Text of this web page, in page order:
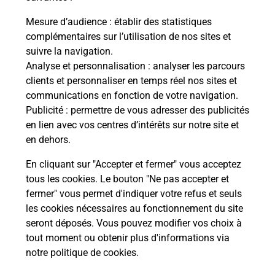
Mesure d’audience : établir des statistiques
complémentaires sur l’utilisation de nos sites et
suivre la navigation.
Analyse et personnalisation : analyser les parcours
clients et personnaliser en temps réel nos sites et
communications en fonction de votre navigation.
Publicité : permettre de vous adresser des publicités
en lien avec vos centres d’intérêts sur notre site et
en dehors.
En cliquant sur "Accepter et fermer" vous acceptez
tous les cookies. Le bouton "Ne pas accepter et
fermer" vous permet d'indiquer votre refus et seuls
les cookies nécessaires au fonctionnement du site
seront déposés. Vous pouvez modifier vos choix à
tout moment ou obtenir plus d'informations via
notre politique de cookies.
Questions fréquemment posées
Comment retourner un colis acheté
en ligne depuis votre boîte aux lettres
?
Comment envoyer un colis ou faire un
retour chez un e-commerçant sans se
déplacer ?
Envoyer un petit colis au meilleur
prix ?